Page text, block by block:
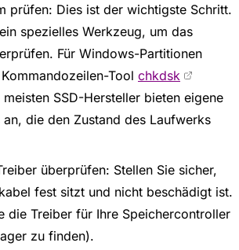
prüfen: Dies ist der wichtigste Schritt.
spezielles Werkzeug, um das
Für Windows-Partitionen
Tool chkdsk
SSD-Hersteller bieten eigene
die den Zustand des Laufwerks
überprüfen: Stellen Sie sicher,
fest sitzt und nicht beschädigt ist.
die Treiber für Ihre Speichercontroller
zu finden).